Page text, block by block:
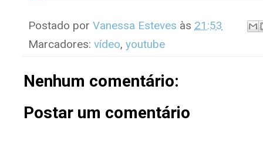
Postado por Vanessa Esteves às 21:53
Marcadores: vídeo, youtube
Nenhum comentário:
Postar um comentário